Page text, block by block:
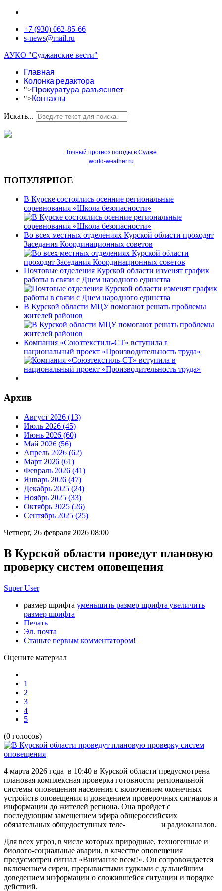
+7 (930) 062-85-66
s-news@mail.ru
АУКО "Суджанские вести"
Главная
Колонка редактора
">Прокуратура разъясняет
">Контакты
Искать...
Точный прогноз погоды в Судже
world-weather.ru
ПОПУЛЯРНОЕ
В Курске состоялись осенние региональные
соревнования «Школа безопасности»
Во всех местных отделениях Курской области проходят
Заседания Координационных советов
Почтовые отделения Курской области изменят график
работы в связи с Днем народного единства
В Курской области МЦУ помогают решать проблемы
жителей районов
Компания «Союзтекстиль-СТ» вступила в
национальный проект «Производительность труда»
Архив
Август 2026 (13)
Июль 2026 (45)
Июнь 2026 (60)
Май 2026 (56)
Апрель 2026 (62)
Март 2026 (61)
Февраль 2026 (41)
Январь 2026 (47)
Декабрь 2025 (24)
Ноябрь 2025 (33)
Октябрь 2025 (26)
Сентябрь 2025 (25)
Четверг, 26 февраля 2026 08:00
В Курской области проведут плановую
проверку систем оповещения
Super User
размер шрифта уменьшить размер шрифта увеличить
размер шрифта
Печать
Эл. почта
Станьте первым комментатором!
Оцените материал
1
2
3
4
5
(0 голосов)
4 марта 2026 года в 10:40 в Курской области предусмотрена
плановая комплексная проверка готовности региональной
системы оповещения населения с включением оконечных
устройств оповещения и доведением проверочных сигналов и
информации до жителей региона. Она пройдет с
последующим замещением эфира общероссийских
обязательных общедоступных теле- и радиоканалов.
Для всех угроз, в числе которых природные, техногенные и
биолого-социальные аварии, в качестве оповещения
предусмотрен сигнал «Внимание всем!». Он сопровождается
включением сирен, прерывистыми гудками с дальнейшим
доведением информации о сложившейся ситуации и порядке
действий.